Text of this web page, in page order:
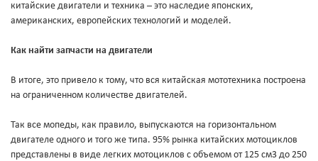
китайские двигатели и техника – это наследие японских,
американских, европейских технологий и моделей.
Как найти запчасти на двигатели
В итоге, это привело к тому, что вся китайская мототехника построена
на ограниченном количестве двигателей.
Так все мопеды, как правило, выпускаются на горизонтальном
двигателе одного и того же типа. 95% рынка китайских мотоциклов
представлены в виде легких мотоциклов с объемом от 125 см3 до 250